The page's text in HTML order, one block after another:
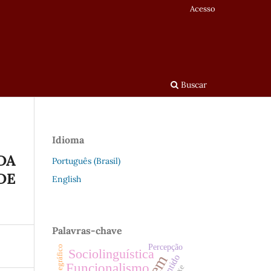
Buscar
Acesso
Idioma
Português (Brasil)
English
Palavras-chave
Funcionalismo
SociolinguísticaPercepção